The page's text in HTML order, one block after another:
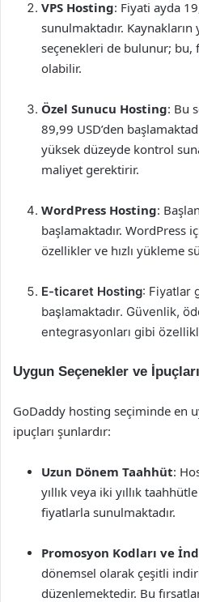
VPS Hosting: Fiyati ayda
sunulmaktadır. Kaynakların
seçenekleri de bulunur; bu,
olabilir.
Özel Sunucu Hosting: Bu
89,99 USD’den
yüksek düzeyde kontrol
maliyet gerektirir.
WordPress Hosting:
başlamaktadır. WordPress
özellikler ve hızlı yükleme
E-ticaret Hosting: Fiyatlar
başlamaktadır. Güvenlik,
entegrasyonları gibi
Uygun Seçenekler ve İpuçları
GoDaddy hosting seçiminde en
ipuçları şunlardır:
Uzun Dönem Taahhüt:
yıllık veya iki yıllık
fiyatlarla sunulmaktadır.
Promosyon Kodları ve
dönemsel olarak çeşitli
düzenlemektedir. Bu